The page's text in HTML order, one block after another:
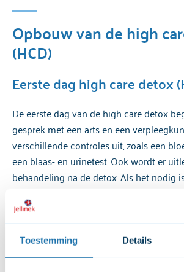
Toestemming Details
Opbouw van de high
(HCD)
Eerste dag high care detox
De eerste dag van de high care detox
gesprek met een arts en een
verschillende controles uit, zoals een
een blaas- en urinetest. Ook wordt er
behandeling na de detox. Als het nodig
verminderen en bijwerkingen te
Na het opnamegesprek krijg je een